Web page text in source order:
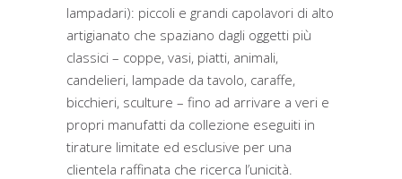
lampadari): piccoli e grandi capolavori di alto
artigianato che spaziano dagli oggetti più
classici – coppe, vasi, piatti, animali,
candelieri, lampade da tavolo, caraffe,
bicchieri, sculture – fino ad arrivare a veri e
propri manufatti da collezione eseguiti in
tirature limitate ed esclusive per una
clientela raffinata che ricerca l’unicità.